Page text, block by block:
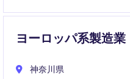
ヨーロッパ系製造
神奈川県